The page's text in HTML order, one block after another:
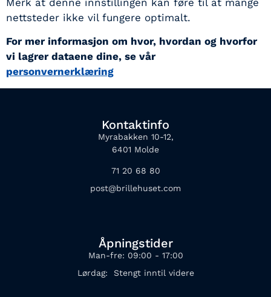
nettsteder ikke vil fungere optimalt.
For mer informasjon om hvor, hvordan og hvorfor
vi lagrer dataene dine, se vår
personvernerklæring
Kontaktinfo
Myrabakken 10-12,
6401 Molde
71 20 68 80
post@brillehuset.com
Åpningstider
Man-fre: 09:00 - 17:00
Lørdag: Stengt inntil videre